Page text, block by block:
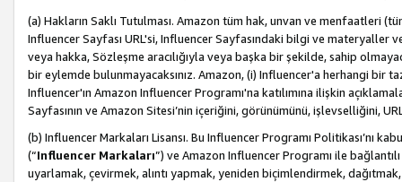
(a) Hakların Saklı Tutulması. Amazon tüm hak, unvan ve menfaatleri
Influencer Sayfası URL'si, Influencer Sayfasındaki bilgi ve materyaller
veya hakka, Sözleşme aracılığıyla veya başka bir şekilde, sahip
bir eylemde bulunmayacaksınız. Amazon, (i) Influencer'a herhangi bir
Influencer'ın Amazon Influencer Programı'na katılımına ilişkin
Sayfasının ve Amazon Sitesi’nin içeriğini, görünümünü, işlevselliğini,
(b) Influencer Markaları Lisansı. Bu Influencer Programı Politikası’nı
(“Influencer Markaları”) ve Amazon Influencer Programı ile
uyarlamak, çevirmek, alıntı yapmak, yeniden biçimlendirmek,